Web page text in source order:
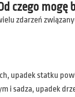
czego mogę
zdarzeń
upadek statku
i sadza, upadek